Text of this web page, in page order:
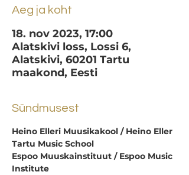
Aeg ja koht
18. nov 2023, 17:00
Alatskivi loss, Lossi 6,
Alatskivi, 60201 Tartu
maakond, Eesti
Sündmusest
Heino Elleri Muusikakool / Heino Eller
Tartu Music School
Espoo Muuskainstituut / Espoo Music
Institute